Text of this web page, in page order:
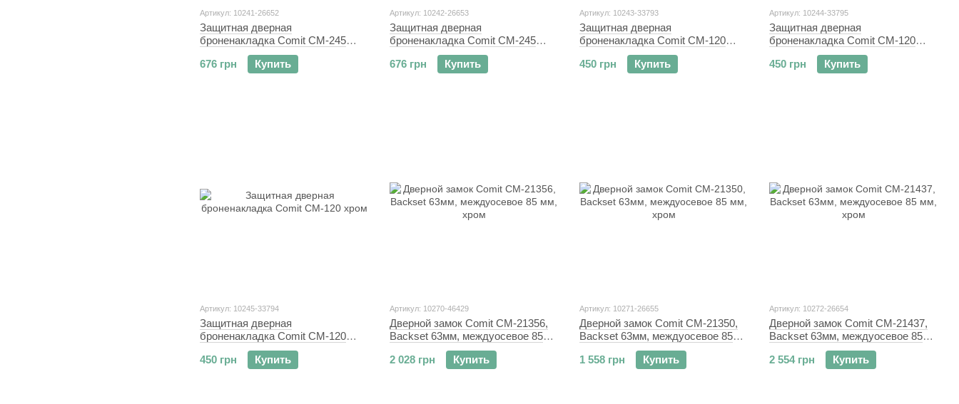
Артикул: 10241-26652
Защитная дверная
броненакладка Comit CM-245
античная латунь
676 грн
Купить
Артикул: 10242-26653
Защитная дверная
броненакладка Comit CM-245
676 грн
Купить
Артикул: 10243-33793
Защитная дверная
броненакладка Comit CM-120
полированная латунь
450 грн
Купить
Артикул: 10244-33795
Защитная дверная
броненакладка Comit CM-120
античная латунь
450 грн
Купить
Артикул: 10245-33794
Защитная дверная
броненакладка Comit CM-120
450 грн
Купить
Артикул: 10270-46429
Дверной замок Comit CM-21356,
Backset 63мм, междуосевое 85
2 028 грн
Купить
Артикул: 10271-26655
Дверной замок Comit CM-21350,
Backset 63мм, междуосевое 85
1 558 грн
Купить
Артикул: 10272-26654
Дверной замок Comit CM-21437,
Backset 63мм, междуосевое 85
2 554 грн
Купить